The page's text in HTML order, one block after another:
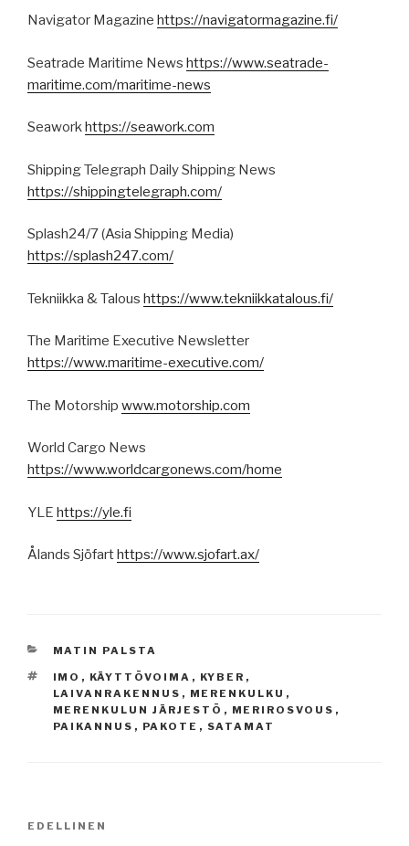
Navigator Magazine https://navigatormagazine.fi/
Seatrade Maritime News https://www.seatrade-
maritime.com/maritime-news
Seaworkhttps://seawork.com
Shipping Telegraph Daily Shipping News
https://shippingtelegraph.com/
Splash24/7 (Asia Shipping Media)
https://splash247.com/
Tekniikka & Talous https://www.tekniikkatalous.fi/
The Maritime Executive Newsletter
https://www.maritime-executive.com/
The Motorship www.motorship.com
World Cargo News
https://www.worldcargonews.com/home
YLE https://yle.fi
Ålands Sjöfarthttps://www.sjofart.ax/
KATEGORIAT
MATIN PALSTA
AVAINSANAT
IMO , KÄYTTÖVOIMA , KYBER ,
LAIVANRAKENNUS , MERENKULKU ,
MERENKULUN JÄRJESTÖ , MERIROSVOUS ,
PAIKANNUS , PAKOTE , SATAMAT
Edellinen
EDELLINEN